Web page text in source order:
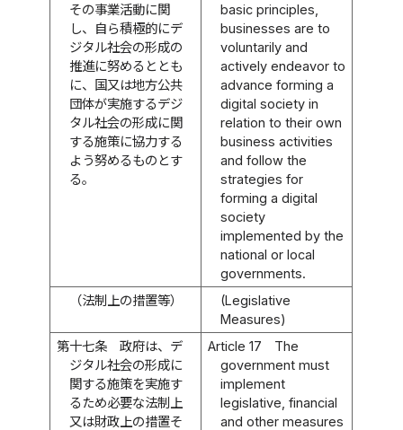
その事業活動に関
し、自ら積極的にデ
ジタル社会の形成の
推進に努めるととも
に、国又は地方公共
団体が実施するデジ
タル社会の形成に関
する施策に協力する
よう努めるものとす
る。
basic principles,
businesses are to
voluntarily and
actively endeavor to
advance forming a
digital society in
relation to their own
business activities
and follow the
strategies for
forming a digital
society
implemented by the
national or local
governments.
（法制上の措置等）
(Legislative
Measures)
第十七条
政府は、デ
ジタル社会の形成に
関する施策を実施す
るため必要な法制上
又は財政上の措置そ
Article 17
The
government must
implement
legislative, financial
and other measures